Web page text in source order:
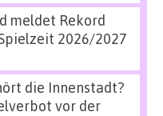
meldet Rekord
2026/2027
die Innenstadt?
vor der